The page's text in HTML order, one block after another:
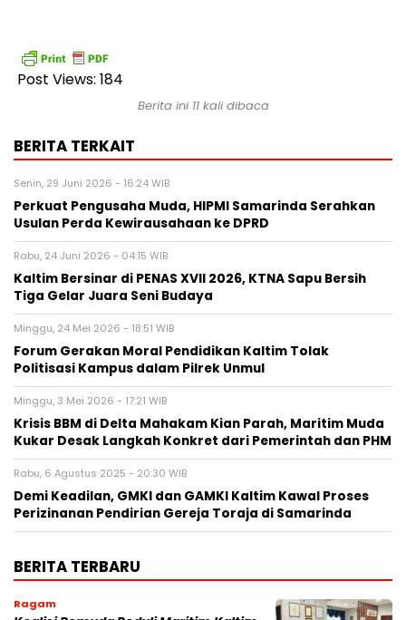
Post Views: 184
Berita ini 11 kali dibaca
BERITA TERKAIT
Senin, 29 Juni 2026 - 16:24 WIB
Perkuat Pengusaha Muda, HIPMI Samarinda Serahkan
Usulan Perda Kewirausahaan ke DPRD
Rabu, 24 Juni 2026 - 04:15 WIB
Kaltim Bersinar di PENAS XVII 2026, KTNA Sapu Bersih
Tiga Gelar Juara Seni Budaya
Minggu, 24 Mei 2026 - 18:51 WIB
Forum Gerakan Moral Pendidikan Kaltim Tolak
Politisasi Kampus dalam Pilrek Unmul
Minggu, 3 Mei 2026 - 17:21 WIB
Krisis BBM di Delta Mahakam Kian Parah, Maritim Muda
Kukar Desak Langkah Konkret dari Pemerintah dan PHM
Rabu, 6 Agustus 2025 - 20:30 WIB
Demi Keadilan, GMKI dan GAMKI Kaltim Kawal Proses
Perizinanan Pendirian Gereja Toraja di Samarinda
BERITA TERBARU
Ragam